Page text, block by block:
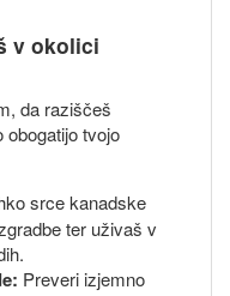
v okolici
da raziščeš
obogatijo tvojo
srce kanadske
ter uživaš v
Preveri izjemno